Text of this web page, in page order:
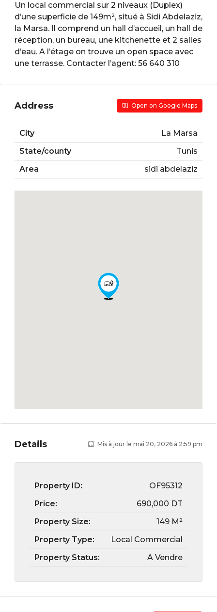
Un local commercial sur 2 niveaux (Duplex)
d’une superficie de 149m², situé à Sidi Abdelaziz,
la Marsa. Il comprend un hall d’accueil, un hall de
réception, un bureau, une kitchenette et 2 salles
d’eau. A l’étage on trouve un open space avec
une terrasse. Contacter l’agent: 56 640 310
Address Open on Google Maps
City
La Marsa
State/county
Tunis
Area
sidi abdelaziz
Details Mis à jour le mai 20, 2026 à 2:59 pm
Property ID:
OF95312
Price:
690,000 DT
Property Size:
149 M²
Property Type:
Local Commercial
Property Status:
A Vendre